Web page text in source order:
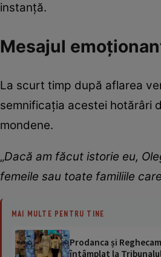
instanță.
Mesajul
La scurt timp după aflarea
semnificația acestei hotărâri
mondene.
„Dacă am făcut istorie eu,
femeile sau toate familiile
MAI MULTE PENTRU TINE
Prodanca și
întâmplat la